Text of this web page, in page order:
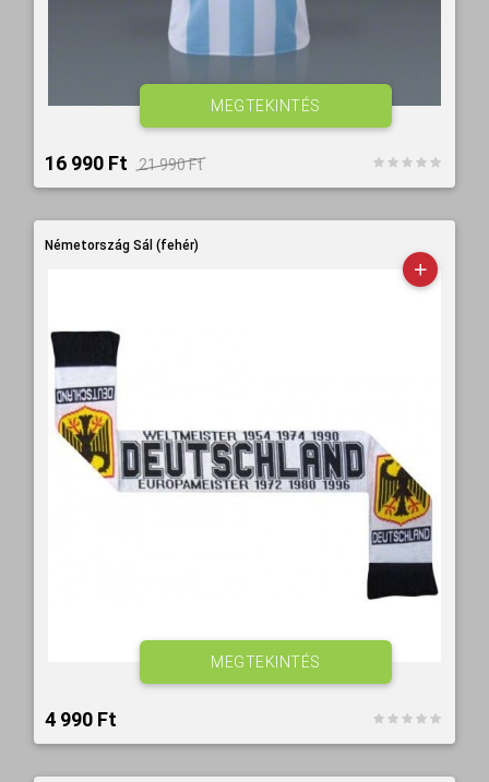
16 990 Ft‎ 21 990 Ft‎
MEGTEKINTÉS
Németország Sál (fehér)
4 990 Ft‎
MEGTEKINTÉS